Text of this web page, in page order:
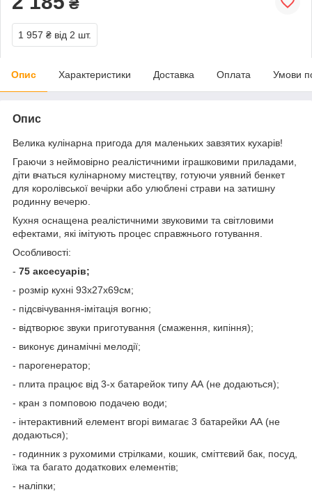
₴
1 957 ₴ від 2 шт.
Опис Характеристики Доставка Оплата Умови
Опис
Велика кулінарна пригода для маленьких завзятих кухарів!
Граючи з неймовірно реалістичними іграшковими приладами,
діти вчаться кулінарному мистецтву, готуючи уявний бенкет
для королівської вечірки або улюблені страви на затишну
родинну вечерю.
Кухня оснащена реалістичними звуковими та світловими
ефектами, які імітують процес справжнього готування.
Особливості:
- 75 аксесуарів;
- розмір кухні 93х27х69см;
- підсвічування-імітація вогню;
- відтворює звуки приготування (смаження, кипіння);
- виконує динамічні мелодії;
- парогенератор;
- плита працює від 3-х батарейок типу АА (не додаються);
- кран з помповою подачею води;
- інтерактивний елемент вгорі вимагає 3 батарейки АА (не
додаються);
- годинник з рухомими стрілками, кошик, сміттєвий бак, посуд,
їжа та багато додаткових елементів;
- наліпки;